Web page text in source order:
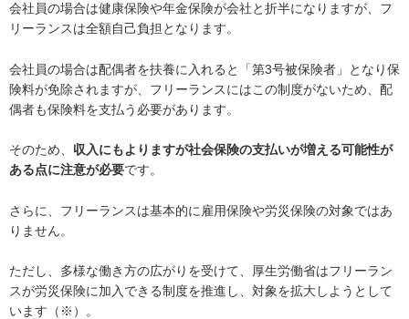
会社員の場合は健康保険や年金保険が会社と折半になりますが、フ
リーランスは全額自己負担となります。
会社員の場合は配偶者を扶養に入れると「第3号被保険者」となり保
険料が免除されますが、フリーランスにはこの制度がないため、配
偶者も保険料を支払う必要があります。
そのため、 収入にもよりますが社会保険の支払いが増える可能性が
ある点に注意が必要です。
さらに、フリーランスは基本的に雇用保険や労災保険の対象ではあ
りません。
ただし、多様な働き方の広がりを受けて、厚生労働省はフリーラン
スが労災保険に加入できる制度を推進し、対象を拡大しようとして
います（※）。